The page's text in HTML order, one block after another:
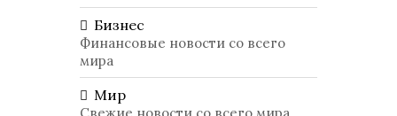
Бизнес
Финансовые новости со всего
мира
Мир